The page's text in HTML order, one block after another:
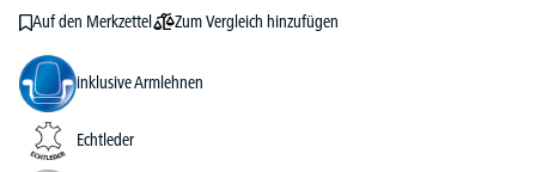
Auf den Merkzettel Zum Vergleich hinzufügen
inklusive Armlehnen
Echtleder